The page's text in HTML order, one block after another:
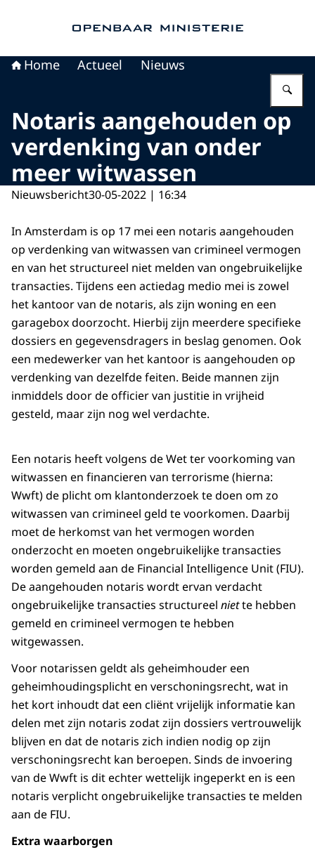
Home Actueel Nieuws
Notaris aangehouden op
verdenking van onder
meer witwassen
Nieuwsbericht30-05-2022 | 16:34
In Amsterdam is op 17 mei een notaris aangehouden
op verdenking van witwassen van crimineel vermogen
en van het structureel niet melden van ongebruikelijke
transacties. Tijdens een actiedag medio mei is zowel
het kantoor van de notaris, als zijn woning en een
garagebox doorzocht. Hierbij zijn meerdere specifieke
dossiers en gegevensdragers in beslag genomen. Ook
een medewerker van het kantoor is aangehouden op
verdenking van dezelfde feiten. Beide mannen zijn
inmiddels door de officier van justitie in vrijheid
gesteld, maar zijn nog wel verdachte.
Een notaris heeft volgens de Wet ter voorkoming van
witwassen en financieren van terrorisme (hierna:
Wwft) de plicht om klantonderzoek te doen om zo
witwassen van crimineel geld te voorkomen. Daarbij
moet de herkomst van het vermogen worden
onderzocht en moeten ongebruikelijke transacties
worden gemeld aan de Financial Intelligence Unit (FIU).
De aangehouden notaris wordt ervan verdacht
ongebruikelijke transacties structureel niette hebben
gemeld en crimineel vermogen te hebben
witgewassen.
Voor notarissen geldt als geheimhouder een
geheimhoudingsplicht en verschoningsrecht, wat in
het kort inhoudt dat een cliënt vrijelijk informatie kan
delen met zijn notaris zodat zijn dossiers vertrouwelijk
blijven en dat de notaris zich indien nodig op zijn
verschoningsrecht kan beroepen. Sinds de invoering
van de Wwft is dit echter wettelijk ingeperkt en is een
notaris verplicht ongebruikelijke transacties te melden
aan de FIU.
Extra waarborgen